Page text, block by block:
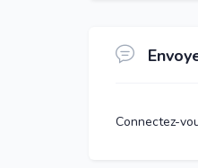
Connectez-